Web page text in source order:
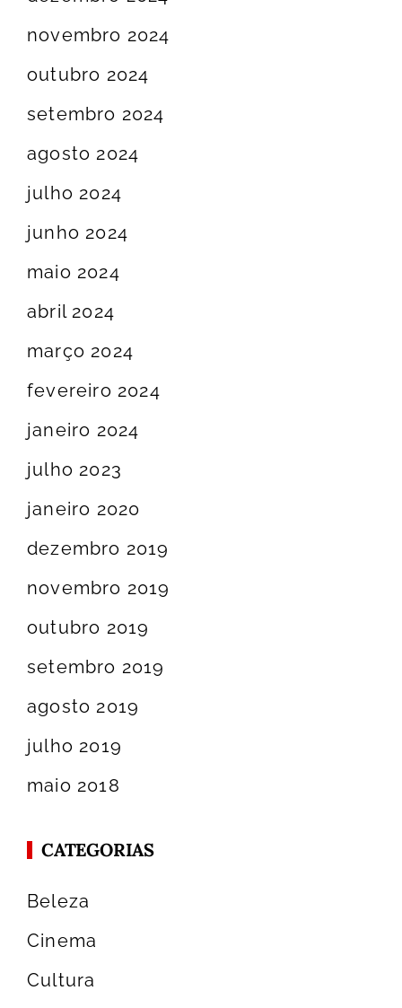
novembro 2024
outubro 2024
setembro 2024
agosto 2024
julho 2024
junho 2024
maio 2024
abril 2024
março 2024
fevereiro 2024
janeiro 2024
julho 2023
janeiro 2020
dezembro 2019
novembro 2019
outubro 2019
setembro 2019
agosto 2019
julho 2019
maio 2018
CATEGORIAS
Beleza
Cinema
Cultura